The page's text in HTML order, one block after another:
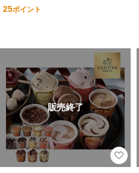
25ポイント
販売終了